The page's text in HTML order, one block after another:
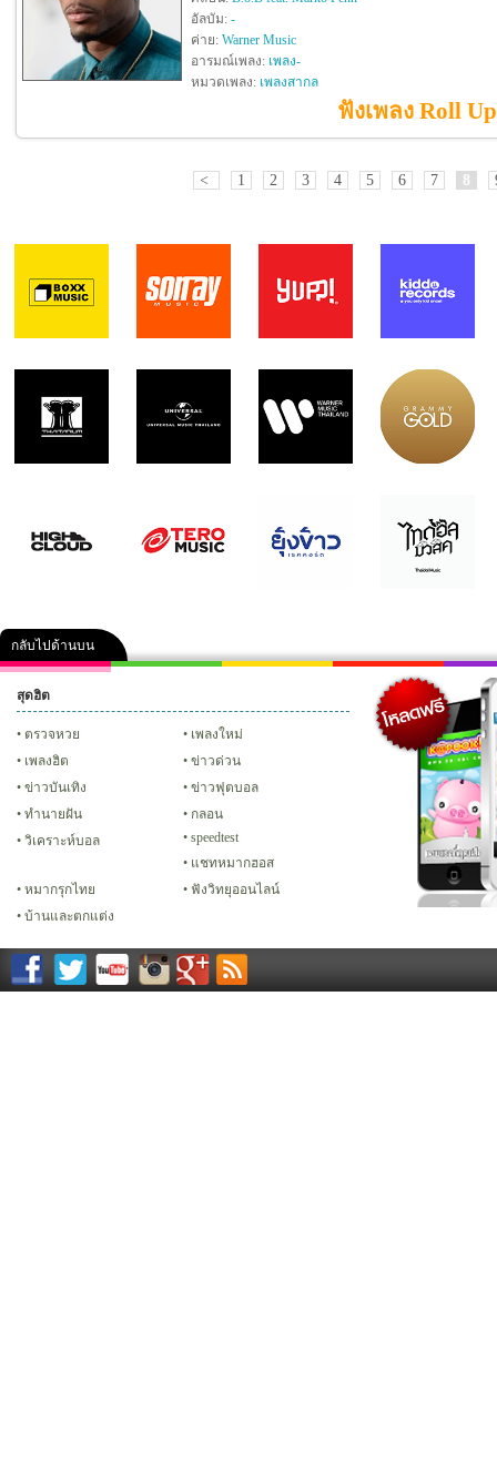
อัลบัม: -
ค่าย: Warner Music
อารมณ์เพลง: เพลง-
หมวดเพลง: เพลงสากล
ฟังเพลง Roll
< 1 2 3 4 5 6 7 8
กลับไปด้านบน
คลิป ภาพ ปฏิทิน 2556 เฟซบุ๊ก ทวิ
Glitter
สุดฮิต
ตรวจหวย
เพลงใหม่
เพลงฮิต
ข่าวด่วน
ข่าวบันเทิง
ข่าวฟุตบอล
ทํานายฝัน
กลอน
วิเคราะห์บอล
speedtest
แชทหมากฮอส
หมากรุกไทย
ฟังวิทยุออนไลน์
บ้านและตกแต่ง